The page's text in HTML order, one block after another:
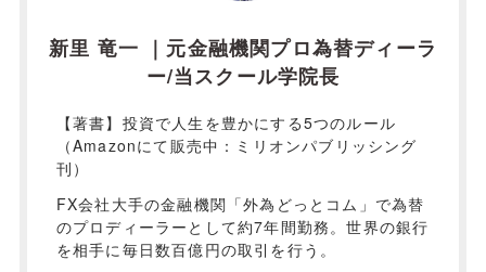
新里 竜一 ｜元金融機関プロ為替ディーラ
ー/当スクール学院長
【著書】投資で人生を豊かにする5つのルール
（Amazonにて販売中：ミリオンパブリッシング
刊）
FX会社大手の金融機関「外為どっとコム」で為替
のプロディーラーとして約7年間勤務。世界の銀行
を相手に毎日数百億円の取引を行う。